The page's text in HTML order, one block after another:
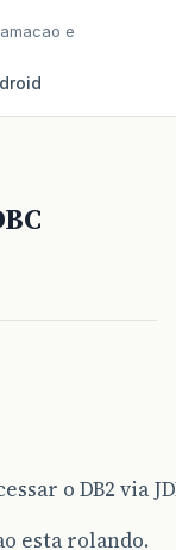
e
o DB2 via
esta rolando.